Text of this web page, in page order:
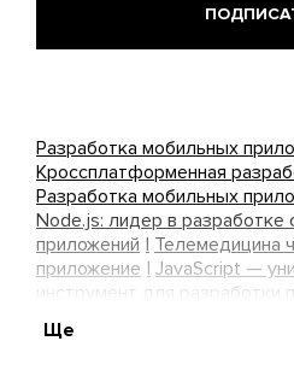
Разработка мобильных
Кроссплатформенная
Разработка мобильных
Node.js: лидер в разработке
приложений
Телемедицина
приложение
JavaScript —
инструмент для разработки
Сервисам микрокредитов
приложения!
Ще